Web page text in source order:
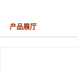
产品展厅